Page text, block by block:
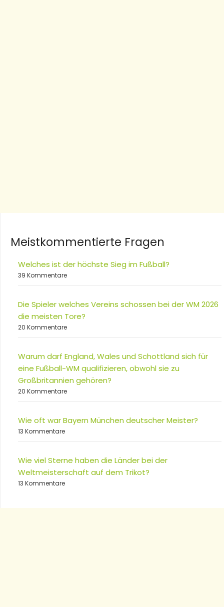
Meistkommentierte Fragen
Welches ist der höchste Sieg im Fußball?
39 Kommentare
Die Spieler welches Vereins schossen bei der WM 2026
die meisten Tore?
20 Kommentare
Warum darf England, Wales und Schottland sich für
eine Fußball-WM qualifizieren, obwohl sie zu
Großbritannien gehören?
20 Kommentare
Wie oft war Bayern München deutscher Meister?
13 Kommentare
Wie viel Sterne haben die Länder bei der
Weltmeisterschaft auf dem Trikot?
13 Kommentare